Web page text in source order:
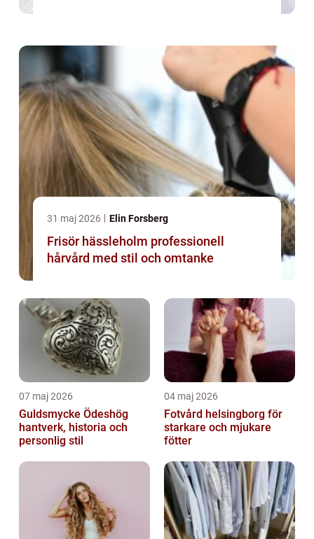
31 maj 2026 Elin Forsberg
Frisör hässleholm professionell
hårvård med stil och omtanke
07 maj 2026
Guldsmycke Ödeshög
hantverk, historia och
personlig stil
04 maj 2026
Fotvård helsingborg för
starkare och mjukare
fötter